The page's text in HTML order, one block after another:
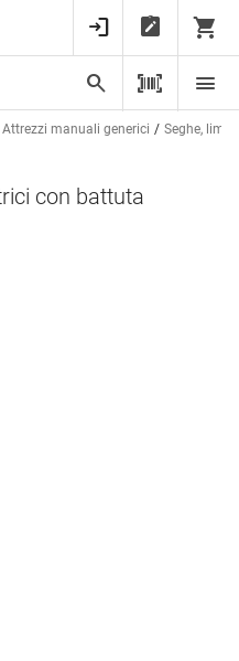
Attrezzi manuali generici Seghe, lime
con battuta